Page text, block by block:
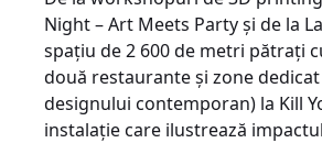
Night – Art Meets Party şi de la
spaţiu de 2 600 de metri pătraţi
două restaurante şi zone
designului contemporan) la Kill
instalaţie care ilustrează